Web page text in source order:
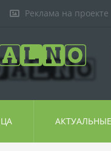
Реклама на проекте